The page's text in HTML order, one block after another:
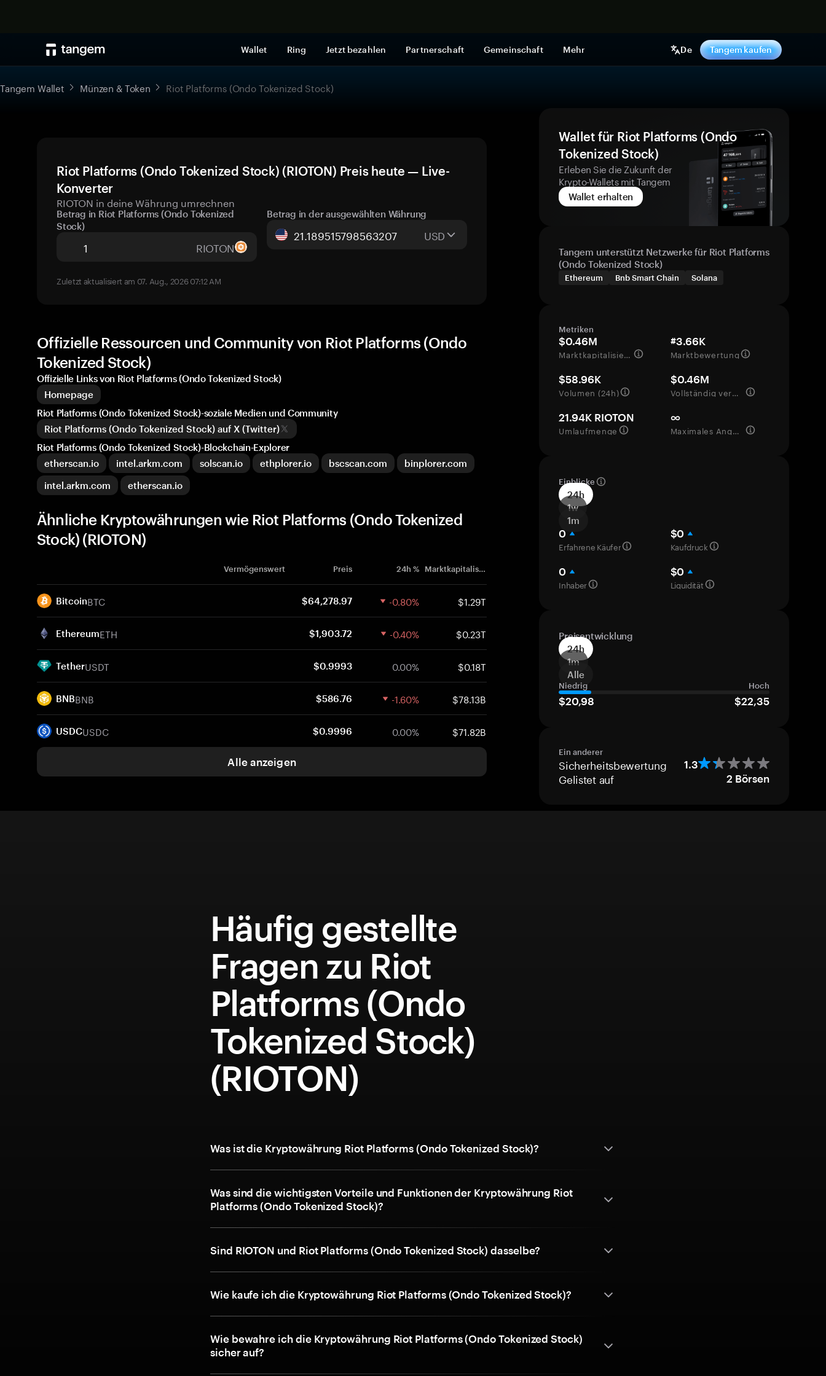
Wallet Ring Jetzt bezahlen Partnerschaft Gemeinschaft Mehr De Tangem kaufen
Tangem Wallet Münzen & Token Riot Platforms (Ondo Tokenized Stock)
Riot Platforms (Ondo Tokenized Stock) (RIOTON) Preis heute — Live-
Konverter
RIOTON in deine Währung umrechnen
Betrag in Riot Platforms (Ondo Tokenized
Stock)
RIOTON
Betrag in der ausgewählten Währung
USD
Zuletzt aktualisiert am 07. Aug., 2026 07:12 AM
Wallet für Riot Platforms (Ondo
Tokenized Stock)
Erleben Sie die Zukunft der
Krypto-Wallets mit Tangem
Wallet erhalten
Tangem unterstützt Netzwerke für Riot Platforms
(Ondo Tokenized Stock)
Ethereum Bnb Smart Chain Solana
Metriken
$0.46M
Marktkapitalisierung
#3.66K
Marktbewertung
$58.96K
Volumen (24h)
$0.46M
Vollständig verwässerte Bewertung
21.94K RIOTON
Umlaufmenge
∞
Maximales Angebot
Einblicke
24h
1w
1m
0
Erfahrene Käufer
$0
Kaufdruck
0
Inhaber
$0
Liquidität
Preisentwicklung
24h
1m
Alle
Niedrig Hoch
$20,98 $22,35
Ein anderer
Sicherheitsbewertung 1.3
Gelistet auf 2 Börsen
Offizielle Ressourcen und Community von Riot Platforms (Ondo
Tokenized Stock)
Offizielle Links von Riot Platforms (Ondo Tokenized Stock)
Homepage
Riot Platforms (Ondo Tokenized Stock)-soziale Medien und Community
Riot Platforms (Ondo Tokenized Stock) auf X (Twitter)
Riot Platforms (Ondo Tokenized Stock)-Blockchain-Explorer
etherscan.io
intel.arkm.com solscan.io ethplorer.io bscscan.com
binplorer.com
intel.arkm.com
etherscan.io
Ähnliche Kryptowährungen wie Riot Platforms (Ondo Tokenized
Stock) (RIOTON)
Vermögenswert Preis 24h % Marktkapitalisierung
BitcoinBTC $64,278.97 -0.80% $1.29T
EthereumETH $1,903.72 -0.40% $0.23T
TetherUSDT $0.9993 0.00% $0.18T
BNBBNB $586.76 -1.60% $78.13B
USDCUSDC $0.9996 0.00% $71.82B
Alle anzeigen
Häufig gestellte
Fragen zu Riot
Platforms (Ondo
Tokenized Stock)
(RIOTON)
Was ist die Kryptowährung Riot Platforms (Ondo Tokenized Stock)?
Was sind die wichtigsten Vorteile und Funktionen der Kryptowährung Riot
Platforms (Ondo Tokenized Stock)?
Sind RIOTON und Riot Platforms (Ondo Tokenized Stock) dasselbe?
Wie kaufe ich die Kryptowährung Riot Platforms (Ondo Tokenized Stock)?
Wie bewahre ich die Kryptowährung Riot Platforms (Ondo Tokenized Stock)
sicher auf?